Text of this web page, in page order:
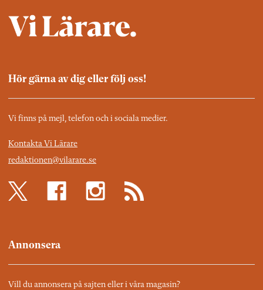
Hör gärna av dig eller följ oss!
Vi finns på mejl, telefon och i sociala medier.
Kontakta Vi Lärare
redaktionen@vilarare.se
Annonsera
Vill du annonsera på sajten eller i våra magasin?